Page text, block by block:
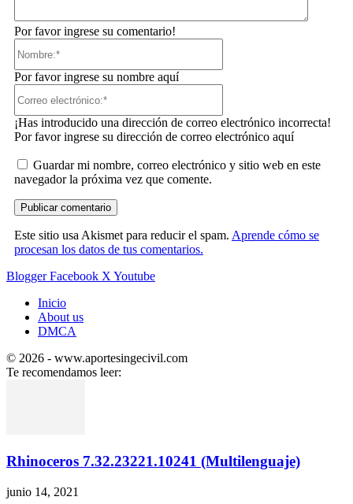
Por favor ingrese su comentario!
Por favor ingrese su nombre aquí
¡Has introducido una dirección de correo electrónico incorrecta!
Por favor ingrese su dirección de correo electrónico aquí
Guardar mi nombre, correo electrónico y sitio web en este
navegador la próxima vez que comente.
Este sitio usa Akismet para reducir el spam. Aprende cómo se
procesan los datos de tus comentarios.
Blogger Facebook X Youtube
Inicio
About us
DMCA
© 2026 - www.aportesingecivil.com
Te recomendamos leer:
Rhinoceros 7.32.23221.10241 (Multilenguaje)
junio 14, 2021